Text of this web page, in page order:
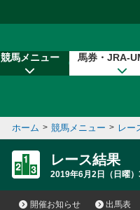
競馬メニュー 馬券・JRA-
ホーム > 競馬メニュー > レー
レース結果
2019年6月2日（日曜
開催お知らせ 出馬表